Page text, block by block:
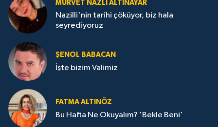
MÜRVET NAZLI ALTINAYAR
Nazilli'nin tarihi çöküyor, biz hala
seyrediyoruz
ŞENOL BABACAN
İşte bizim Valimiz
FATMA ALTINÖZ
Bu Hafta Ne Okuyalım? 'Bekle Beni'